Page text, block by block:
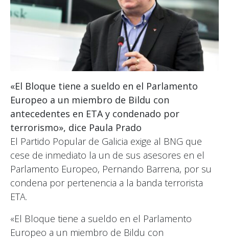
«El Bloque tiene a sueldo en el Parlamento
Europeo a un miembro de Bildu con
antecedentes en ETA y condenado por
terrorismo», dice Paula Prado
El Partido Popular de Galicia exige al BNG que
cese de inmediato la un de sus asesores en el
Parlamento Europeo, Pernando Barrena, por su
condena por pertenencia a la banda terrorista
ETA.
«El Bloque tiene a sueldo en el Parlamento
Europeo a un miembro de Bildu con